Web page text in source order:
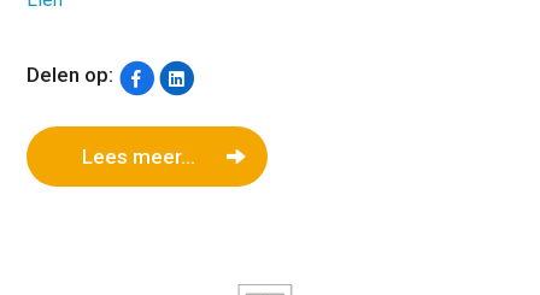
Delen op:
Lees meer...